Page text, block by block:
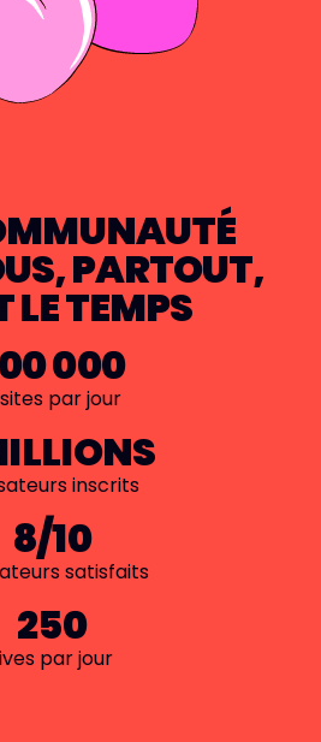
PARTOUT,
LE TEMPS
000
par jour
inscrits
8/10
satisfaits
250
par jour